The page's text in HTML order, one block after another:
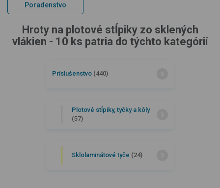
Poradenstvo
Hroty na plotové stĺpiky zo sklených
vlákien - 10 ks patria do týchto kategórií
Príslušenstvo (440)
Plotové stĺpiky, tyčky a kôly
(57)
Sklolaminátové tyče (24)